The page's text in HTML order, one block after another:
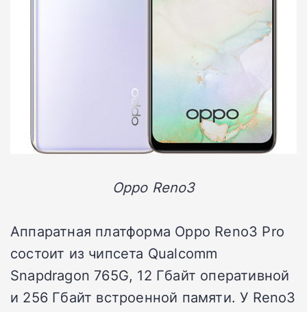
Oppo Reno3
Аппаратная платформа Oppo Reno3 Pro
состоит из чипсета Qualcomm
Snapdragon 765G, 12 Гбайт оперативной
и 256 Гбайт встроенной памяти. У Reno3